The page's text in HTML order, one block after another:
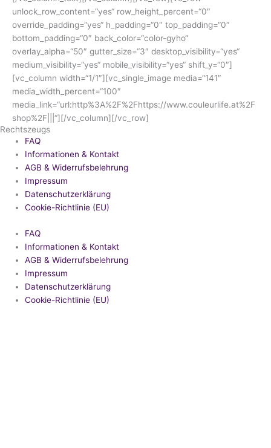
unlock_row_content=“yes“ row_height_percent=“0″
override_padding=“yes“ h_padding=“0″ top_padding=“0″
bottom_padding=“0″ back_color=“color-gyho“
overlay_alpha=“50″ gutter_size=“3″ desktop_visibility=“yes“
medium_visibility=“yes“ mobile_visibility=“yes“ shift_y=“0″]
[vc_column width=“1/1″][vc_single_image media=“141″
media_width_percent=“100″
media_link=“url:http%3A%2F%2Fhttps://www.couleurlife.at%2F
shop%2F|||“][/vc_column][/vc_row]
Rechtszeugs
FAQ
Informationen & Kontakt
AGB & Widerrufsbelehrung
Impressum
Datenschutzerklärung
Cookie-Richtlinie (EU)
FAQ
Informationen & Kontakt
AGB & Widerrufsbelehrung
Impressum
Datenschutzerklärung
Cookie-Richtlinie (EU)